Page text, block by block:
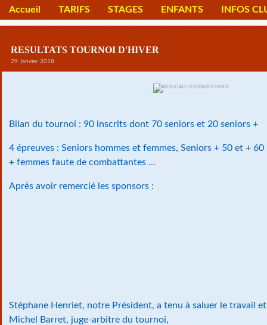
Accueil TARIFS STAGES ENFANTS INFOS
RESULTATS TOURNOI D'HIVER
29 Janvier 2018
Bilan du tournoi : 90 inscrits dont 70 seniors et 20 seniors +
4 épreuves : Seniors hommes et femmes, Seniors + 50 et +
+ femmes faute de combattantes ...
Après avoir remercié les sponsors :
Stéphane Henriet, notre Président, a tenu à saluer le travail
Michel Barret, juge-arbitre du tournoi,